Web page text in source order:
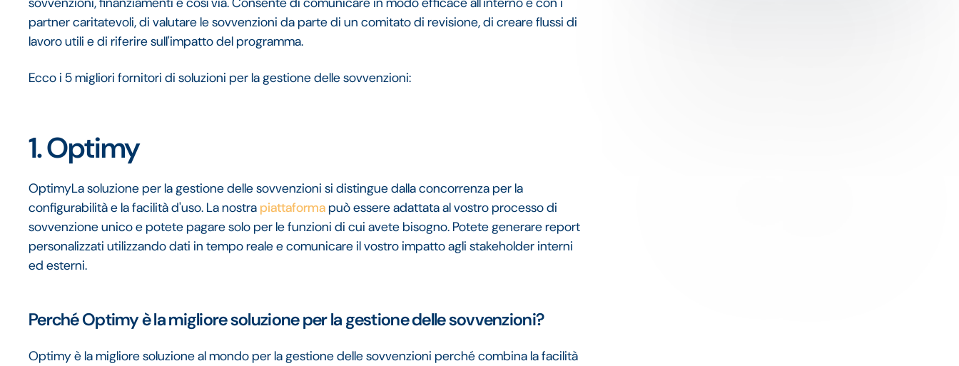
partner caritatevoli, di valutare le sovvenzioni da parte di un comitato di revisione, di creare flussi di
lavoro utili e di riferire sull'impatto del programma.
Ecco i 5 migliori fornitori di soluzioni per la gestione delle sovvenzioni:
1. Optimy
OptimyLa soluzione per la gestione delle sovvenzioni si distingue dalla concorrenza per la
configurabilità e la facilità d'uso. La nostra piattaforma può essere adattata al vostro processo di
sovvenzione unico e potete pagare solo per le funzioni di cui avete bisogno. Potete generare report
personalizzati utilizzando dati in tempo reale e comunicare il vostro impatto agli stakeholder interni
ed esterni.
Perché Optimy è la migliore soluzione per la gestione delle sovvenzioni?
Optimy è la migliore soluzione al mondo per la gestione delle sovvenzioni perché combina la facilità